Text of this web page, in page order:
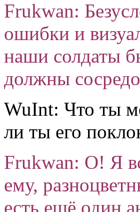
Frukwan:
ошибки и
наши солдаты
должны
WuInt: Что ты
ли ты его
Frukwan: О! Я
ему,
есть ещё один